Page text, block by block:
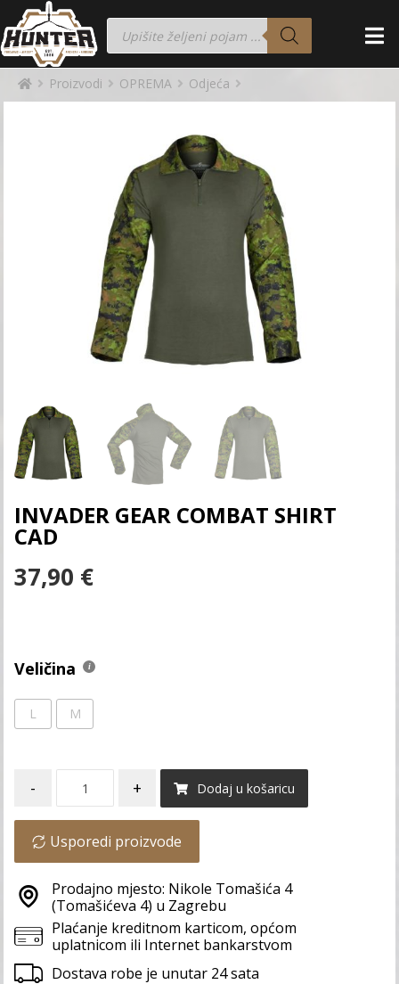
Proizvodi OPREMA Odjeća
INVADER GEAR COMBAT SHIRT
CAD
37,90 €
Veličina
L M
- + Dodaj u košaricu
Usporedi proizvode
Prodajno mjesto: Nikole Tomašića 4
(Tomašićeva 4) u Zagrebu
Plaćanje kreditnom karticom, općom
uplatnicom ili Internet bankarstvom
Dostava robe je unutar 24 sata